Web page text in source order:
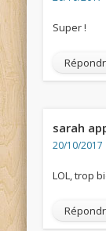
Super !
sarah
20/10/2017
LOL, trop